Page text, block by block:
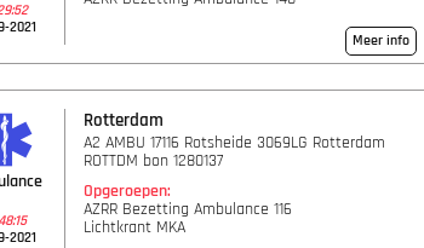
2021
Meer info
2021
Rotterdam
A2 AMBU 17116 Rotsheide 3069LG Rotterdam
ROTTDM bon 1280137
Opgeroepen:
AZRR Bezetting Ambulance 116
Lichtkrant MKA